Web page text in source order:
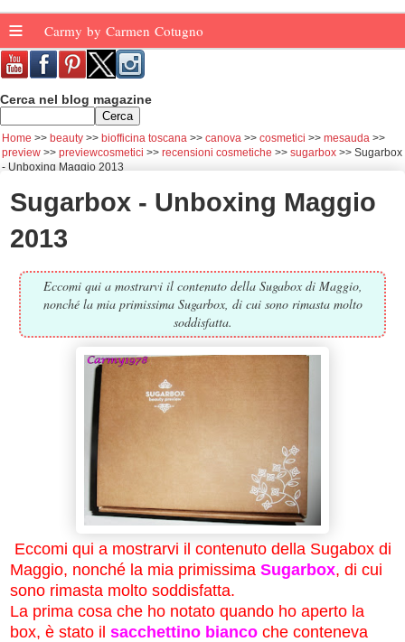
≡ Carmy by Carmen Cotugno
Cerca nel blog magazine
Home beauty biofficina toscana canova cosmetici
mesauda
preview
previewcosmetici recensioni cosmetiche sugarbox
Sugarbox
- Unboxing Maggio 2013
Sugarbox - Unboxing Maggio
2013
Eccomi qui a mostrarvi il contenuto della Sugabox di Maggio,
nonché la mia primissima Sugarbox, di cui sono rimasta molto
soddisfatta.
Eccomi qui a mostrarvi il contenuto della Sugabox di
Maggio, nonché la mia primissima Sugarbox, di cui
sono rimasta molto soddisfatta.
La prima cosa che ho notato quando ho aperto la
box, è stato il sacchettino bianco che conteneva